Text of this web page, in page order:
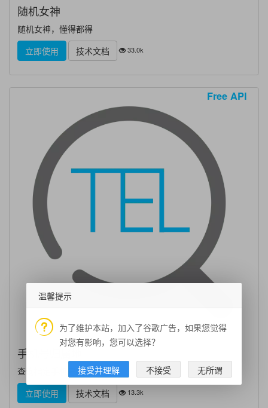
随机女神
随机女神，懂得都得
立即使用
技术文档 33.0k
Free API
手机号归属地
查询指定手机号码归属地
立即使用
技术文档 13.3k
温馨提示
为了维护本站，加入了谷歌广告，如果您觉得
对您有影响，您可以选择？
接受并理解 不接受 无所谓